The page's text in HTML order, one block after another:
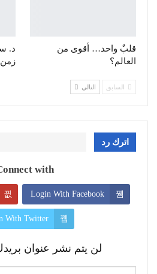
قلبٌ واحد… أقوى من
العالم؟
د.
زمن
السابق التالي
اترك رد
with:
Login With Facebook
With Twitter
لن يتم نشر عنوان